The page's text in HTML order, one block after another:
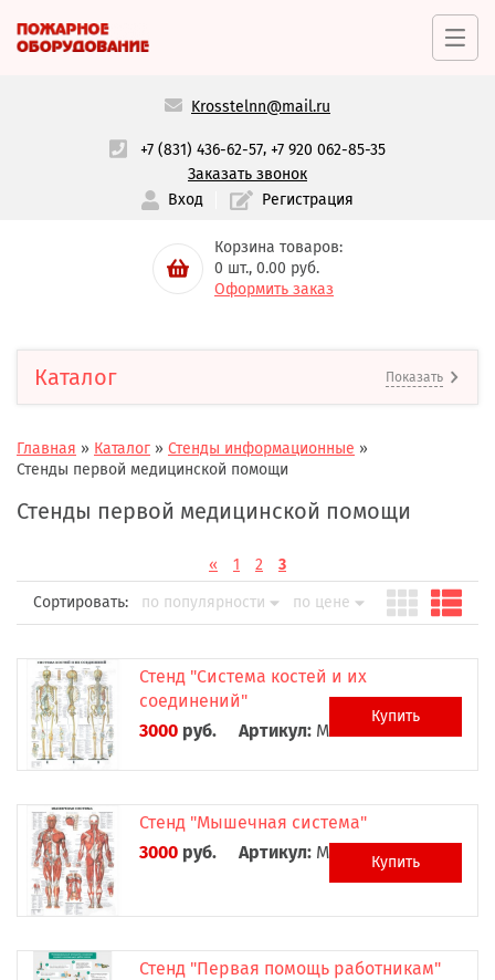
Krosstelnn@mail.ru
+7 (831) 436-62-57,+7 920 062-85-35
Заказать звонок
Вход
Регистрация
Корзина товаров:
0 шт., 0.00 руб.
Оформить заказ
Каталог Показать
Главная » Каталог » Стенды информационные »
Стенды первой медицинской помощи
Стенды первой медицинской помощи
« 1 2 3
Сортировать: по популярности по цене
Стенд "Система костей и их
соединений"
3000 руб. Артикул: М0024
Купить
Стенд "Мышечная система"
3000 руб. Артикул: М0025 Купить
Стенд "Первая помощь работникам"